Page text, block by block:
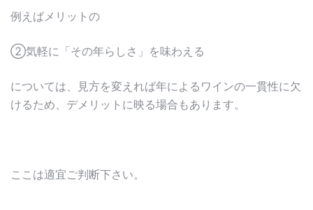
例えばメリットの
②気軽に「その年らしさ」を味わえる
については、見方を変えれば年によるワインの一貫性に欠
けるため、デメリットに映る場合もあります。
ここは適宜ご判断下さい。